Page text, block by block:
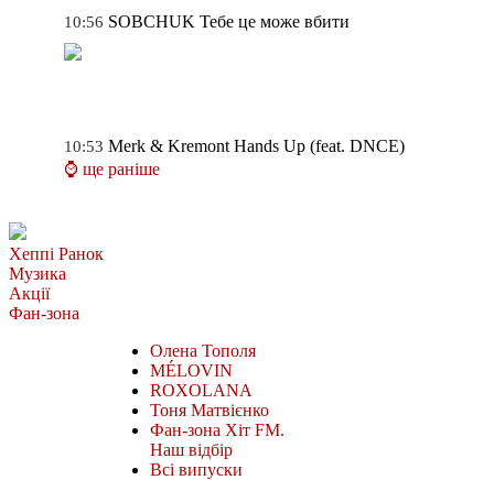
10:56 SOBCHUK Тебе це може вбити
10:53 Merk & Kremont Hands Up (feat. DNCE)
⌚ ще раніше
Хеппі Ранок
Музика
Акції
Фан-зона
Олена Тополя
MÉLOVIN
ROXOLANA
Тоня Матвієнко
Фан-зона Хіт FM.
Наш відбір
Всі випуски